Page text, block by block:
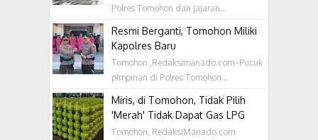
Polres Tomohon dan jajaran...
Resmi Berganti, Tomohon Miliki
Kapolres Baru
Tomohon ,Redaksimanado.com~Pucuk
pimpinan di Polres Tomohon...
Miris, di Tomohon, Tidak Pilih
'Merah' Tidak Dapat Gas LPG
Tomohon, RedaksiManado.com